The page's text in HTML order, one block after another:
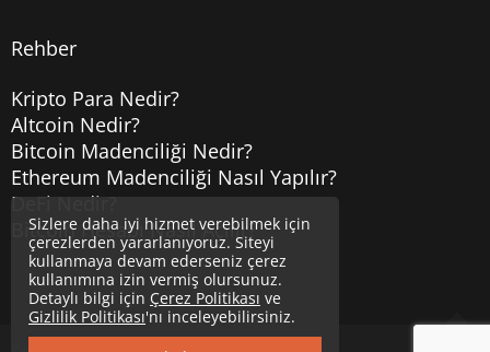
Rehber
Kripto Para Nedir?
Altcoin Nedir?
Bitcoin Madenciliği Nedir?
Ethereum Madenciliği Nasıl Yapılır?
DeFi Nedir?
Bitcoin Hesabı Nasıl Açılır?
Sizlere daha iyi hizmet verebilmek için
çerezlerden yararlanıyoruz. Siteyi
kullanmaya devam ederseniz çerez
kullanımına izin vermiş olursunuz.
Detaylı bilgi için Çerez Politikası ve
Gizlilik Politikası'nı inceleyebilirsiniz.